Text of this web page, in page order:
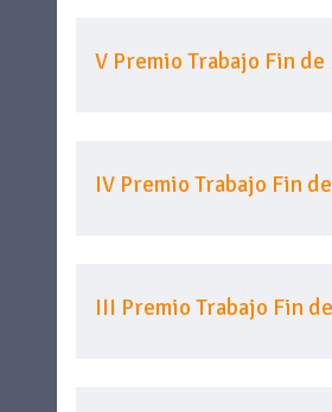
V Premio Trabajo Fin
IV Premio Trabajo Fin
III Premio Trabajo Fin